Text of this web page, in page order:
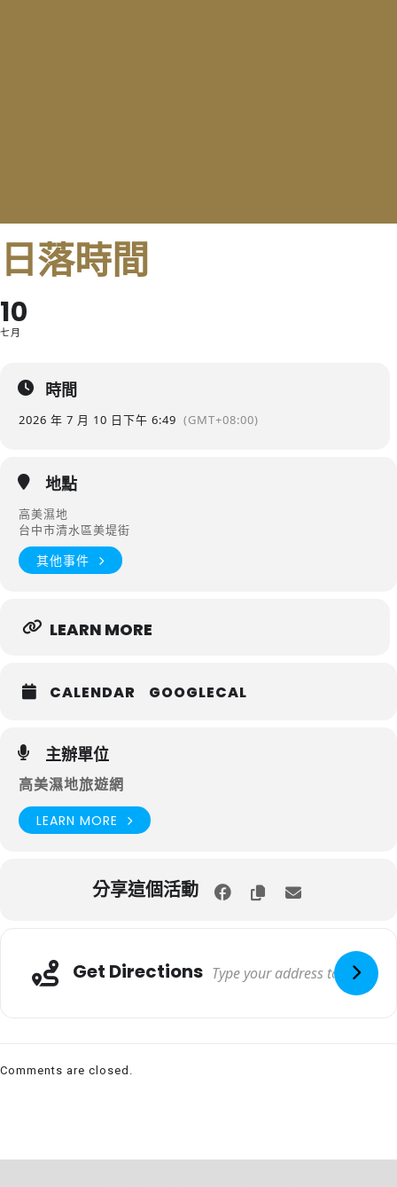
日落時間
10
七月
時間
2026 年 7 月 10 日下午 6:49 (GMT+08:00)
地點
高美濕地
台中市清水區美堤街
其他事件
LEARN MORE
CALENDAR GOOGLECAL
主辦單位
高美濕地旅遊網
LEARN MORE
分享這個活動
Get Directions
Comments are closed.